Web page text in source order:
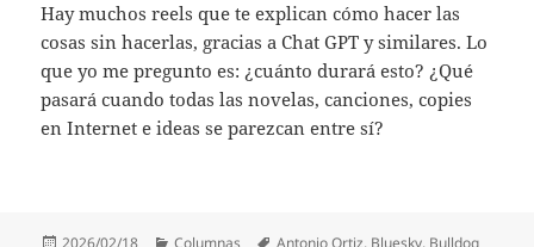
Hay muchos reels que te explican cómo hacer las
cosas sin hacerlas, gracias a Chat GPT y similares. Lo
que yo me pregunto es: ¿cuánto durará esto? ¿Qué
pasará cuando todas las novelas, canciones, copies
en Internet e ideas se parezcan entre sí?
Publicado
2026/02/18 Categorías
Columnas Etiquetas
Antonio Ortiz, Bluesky, Bulldog